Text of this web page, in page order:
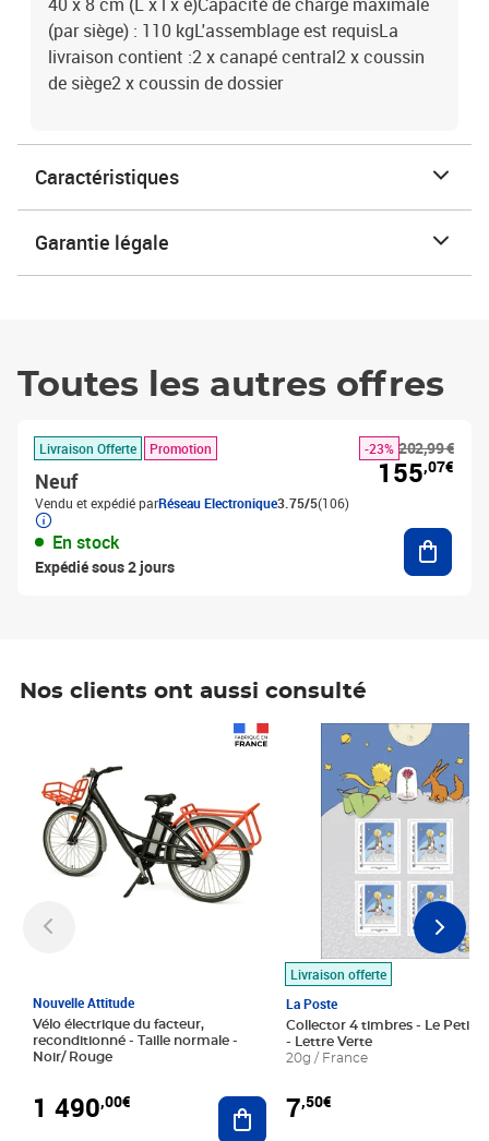
(par siège) : 110 kgL'assemblage est requisLa
livraison contient :2 x canapé central2 x coussin
de siège2 x coussin de dossier
Caractéristiques
Garantie légale
Toutes les autres offres
Livraison Offerte Promotion
Neuf
Vendu et expédié parRéseau Electronique3.75/5(106)
En stock
Expédié sous 2 jours
202,99 €
-23%
155,07€
Nos clients ont aussi consulté
Nouvelle Attitude
Vélo électrique du facteur,
reconditionné - Taille normale -
Noir/ Rouge
1 490,00€ Ajouter au panier
Livraison offerte
La Poste
Collector 4 timbres - Le Petit
- Lettre Verte
20g / France
7,50€
Prix 7,50€